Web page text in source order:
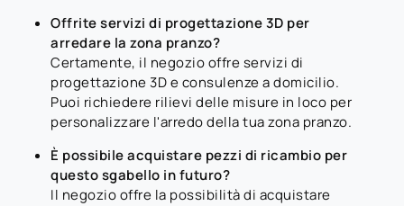
Offrite servizi di progettazione 3D per
arredare la zona pranzo?
Certamente, il negozio offre servizi di
progettazione 3D e consulenze a domicilio.
Puoi richiedere rilievi delle misure in loco per
personalizzare l'arredo della tua zona pranzo.
È possibile acquistare pezzi di ricambio per
questo sgabello in futuro?
Il negozio offre la possibilità di acquistare